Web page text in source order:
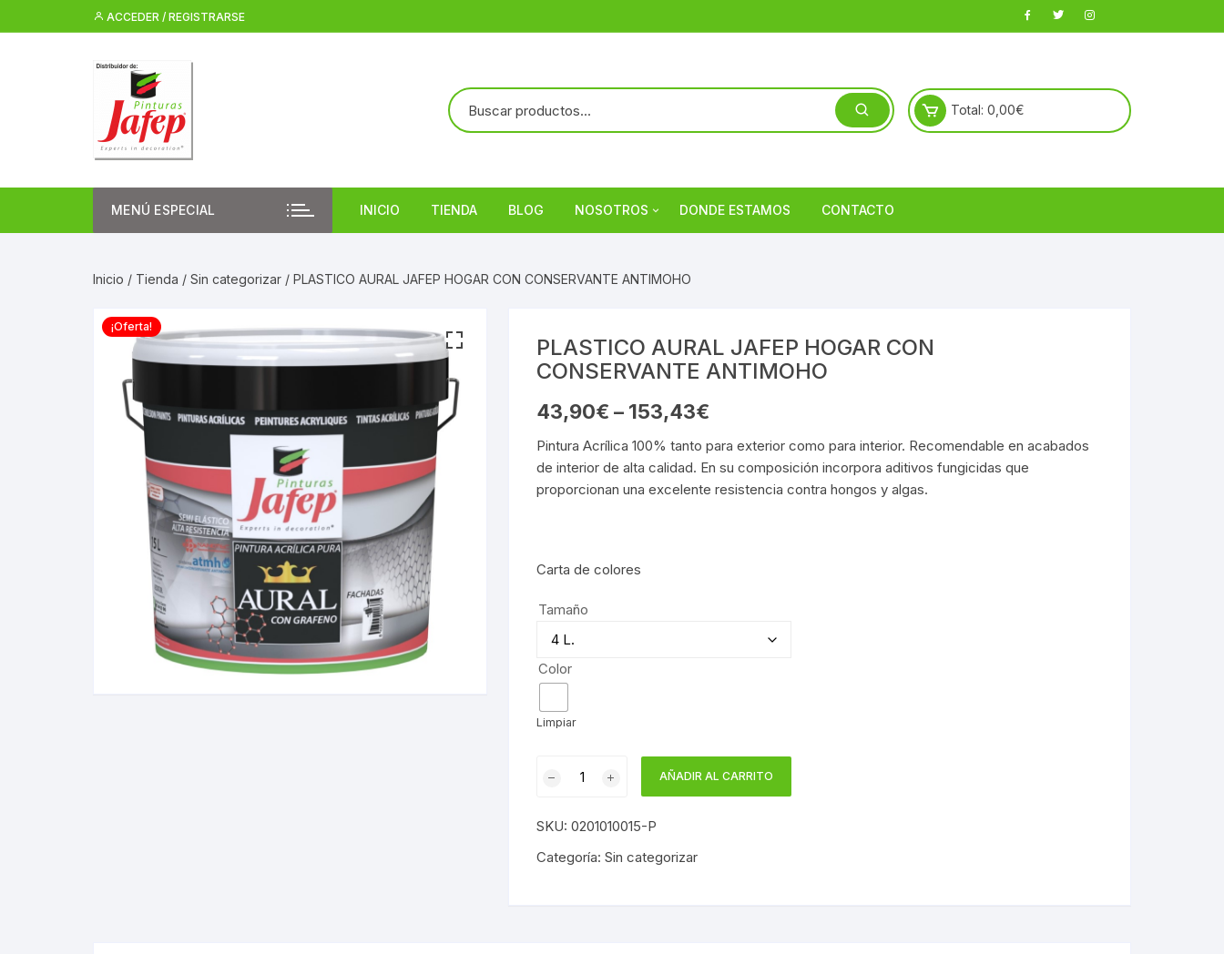
al
ACCEDER / REGISTRARSE
Total: 0,00€
MENÚ ESPECIAL INICIO TIENDA BLOG NOSOTROS DONDE ESTAMOS CONTACTO
Inicio / Tienda / Sin categorizar / PLASTICO AURAL JAFEP HOGAR CON CONSERVANTE ANTIMOHO
¡Oferta!
PLASTICO AURAL JAFEP HOGAR CON
CONSERVANTE ANTIMOHO
43,90€ – 153,43€
Pintura Acrílica 100% tanto para exterior como para interior. Recomendable en acabados
de interior de alta calidad. En su composición incorpora aditivos fungicidas que
proporcionan una excelente resistencia contra hongos y algas.
Carta de colores
Tamaño
Color
Limpiar
HOGAR
CON
AÑADIR AL CARRITO
SKU: 0201010015-P
Categoría: Sin categorizar